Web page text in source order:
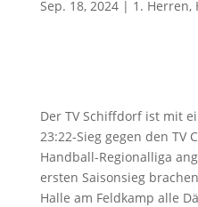
Sep. 18, 2024| 1. Herren,
Der TV Schiffdorf ist mit
23:22-Sieg gegen den TV
Handball-Regionalliga
ersten Saisonsieg
Halle am Feldkamp alle